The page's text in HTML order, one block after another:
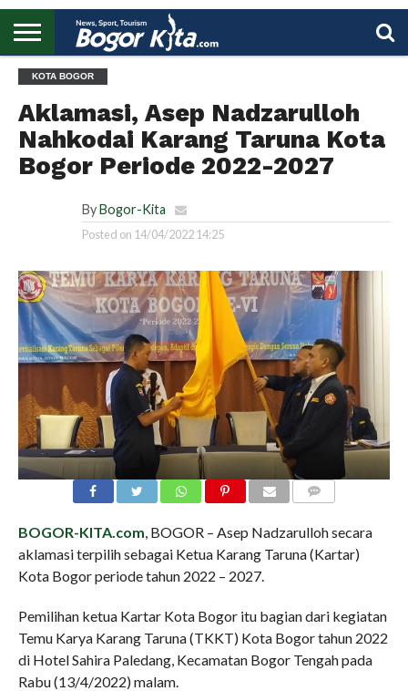
BOGOR
REGIONAL
NASIONAL
PENDIDIKAN
WISATA
OLAHRAGA
LAPORAN
PROFIL
KOTA BOGOR
Aklamasi, Asep Nadzarulloh
Nahkodai Karang Taruna Kota
Bogor Periode 2022-2027
By Bogor-Kita
Posted on 14/04/2022 14:25
BOGOR-KITA.com, BOGOR – Asep Nadzarulloh secara
aklamasi terpilih sebagai Ketua Karang Taruna (Kartar)
Kota Bogor periode tahun 2022 – 2027.
Pemilihan ketua Kartar Kota Bogor itu bagian dari kegiatan
Temu Karya Karang Taruna (TKKT) Kota Bogor tahun 2022
di Hotel Sahira Paledang, Kecamatan Bogor Tengah pada
Rabu (13/4/2022) malam.